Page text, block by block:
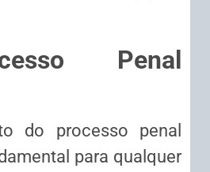
Penal
do processo penal
para qualquer